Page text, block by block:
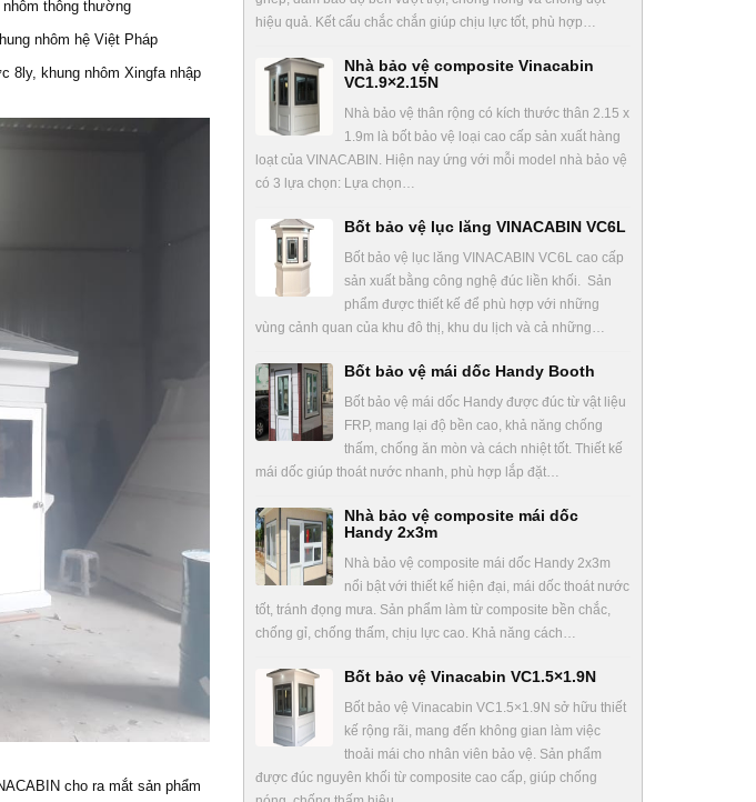
thông thường
nhôm hệ Việt Pháp
8ly, khung nhôm Xingfa nhập
cho ra mắt sản phẩm
hiệu quả. Kết cấu chắc chắn giúp chịu lực tốt, phù hợp…
Nhà bảo vệ composite Vinacabin
VC1.9×2.15N
Nhà bảo vệ thân rộng có kích thước thân 2.15 x
1.9m là bốt bảo vệ loại cao cấp sản xuất hàng
loạt của VINACABIN. Hiện nay ứng với mỗi model nhà bảo vệ
có 3 lựa chọn: Lựa chọn…
Bốt bảo vệ lục lăng VINACABIN VC6L
Bốt bảo vệ lục lăng VINACABIN VC6L cao cấp
sản xuất bằng công nghệ đúc liền khối. Sản
phẩm được thiết kế để phù hợp với những
vùng cảnh quan của khu đô thị, khu du lịch và cả những…
Bốt bảo vệ mái dốc Handy Booth
Bốt bảo vệ mái dốc Handy được đúc từ vật liệu
FRP, mang lại độ bền cao, khả năng chống
thấm, chống ăn mòn và cách nhiệt tốt. Thiết kế
mái dốc giúp thoát nước nhanh, phù hợp lắp đặt…
Nhà bảo vệ composite mái dốc
Handy 2x3m
Nhà bảo vệ composite mái dốc Handy 2x3m
nổi bật với thiết kế hiện đại, mái dốc thoát nước
tốt, tránh đọng mưa. Sản phẩm làm từ composite bền chắc,
chống gỉ, chống thấm, chịu lực cao. Khả năng cách…
Bốt bảo vệ Vinacabin VC1.5×1.9N
Bốt bảo vệ Vinacabin VC1.5×1.9N sở hữu thiết
kế rộng rãi, mang đến không gian làm việc
thoải mái cho nhân viên bảo vệ. Sản phẩm
được đúc nguyên khối từ composite cao cấp, giúp chống